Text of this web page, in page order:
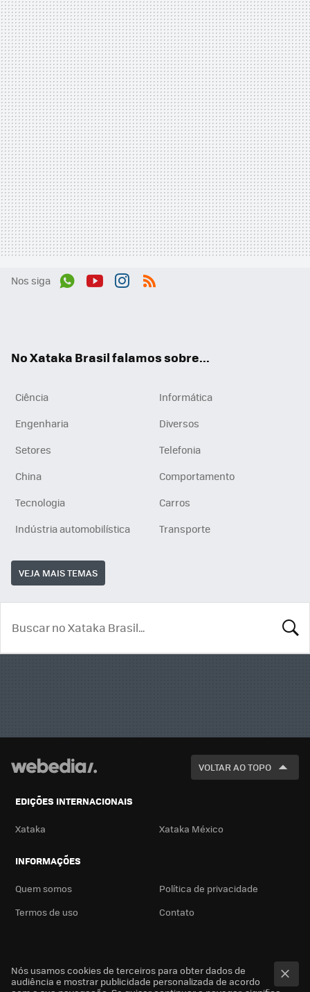
Nos siga
No Xataka Brasil falamos sobre...
Ciência
Informática
Engenharia
Diversos
Setores
Telefonia
China
Comportamento
Tecnologia
Carros
Indústria automobilística
Transporte
VEJA MAIS TEMAS
VOLTAR AO TOPO
EDIÇÕES INTERNACIONAIS
Xataka Xataka México
INFORMAÇÕES
Quem somos
Política de privacidade
Termos de uso
Contato
Nós usamos cookies de terceiros para obter dados de
audiência e mostrar publicidade personalizada de acordo